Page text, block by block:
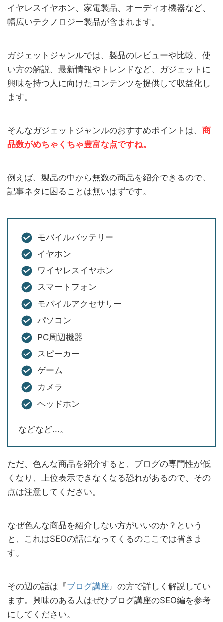
イヤレスイヤホン、家電製品、オーディオ機器など、
幅広いテクノロジー製品が含まれます。
ガジェットジャンルでは、製品のレビューや比較、使
い方の解説、最新情報やトレンドなど、ガジェットに
興味を持つ人に向けたコンテンツを提供して収益化し
ます。
そんなガジェットジャンルのおすすめポイントは、 商
品数がめちゃくちゃ豊富な点ですね。
例えば、製品の中から無数の商品を紹介できるので、
記事ネタに困ることは無いはずです。
モバイルバッテリー
イヤホン
ワイヤレスイヤホン
スマートフォン
モバイルアクセサリー
パソコン
PC周辺機器
スピーカー
ゲーム
カメラ
ヘッドホン
などなど...。
ただ、色んな商品を紹介すると、ブログの専門性が低
くなり、上位表示できなくなる恐れがあるので、その
点は注意してください。
なぜ色んな商品を紹介しない方がいいのか？という
と、これはSEOの話になってくるのここでは省きま
す。
その辺の話は『ブログ講座』の方で詳しく解説してい
ます。興味のある人はぜひブログ講座のSEO編を参考
にしてください。